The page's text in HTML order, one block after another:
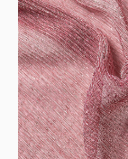
ОДНОКЛАССНИКИ
YOU TUBE